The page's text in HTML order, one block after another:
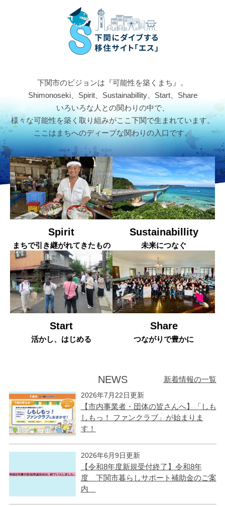
へ
下関市のビジョンは『可能性を築くまち』。
Shimonoseki、Spirit、Sustainabillity、Start、Share
いろいろな人との関わりの中で、
様々な可能性を築く取り組みがここ下関で生まれています。
ここはまちへのディープな関わりの入口です。
Spirit
まちで引き継がれてきたもの
Sustainabillity
未来につなぐ
Start
活かし、はじめる
Share
つながりで豊かに
NEWS 新着情報の一覧
2026年7月22日更新
【市内事業者・団体の皆さんへ】「しも
しもっ！ ファンクラブ」が始まりま
す！
2026年6月9日更新
【令和8年度新規受付終了】令和8年
度 下関市暮らしサポート補助金のご案
内